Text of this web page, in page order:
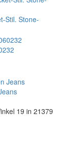
Stil. Stone-
19 in 21379